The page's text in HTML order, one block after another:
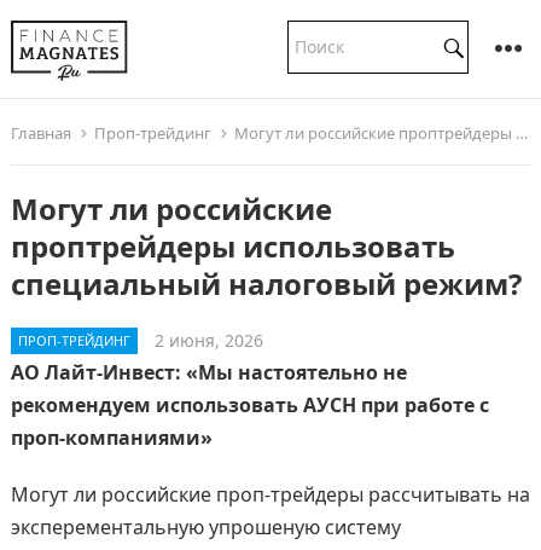
Главная Проп-трейдинг Могут ли российские проптрейдеры использовать специальный налоговый режим?
Могут ли российские
проптрейдеры использовать
специальный налоговый режим?
ПРОП-ТРЕЙДИНГ 2 июня, 2026
АО Лайт-Инвест: «Мы настоятельно не
рекомендуем использовать АУСН при работе с
проп-компаниями»
Могут ли российские проп-трейдеры рассчитывать на
эксперементальную упрошеную систему